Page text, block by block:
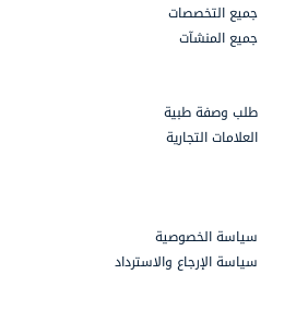
جميع التخصصات
جميع المنشآت
طلب وصفة طبية
العلامات التجارية
سياسة الخصوصية
سياسة الإرجاع والاسترداد